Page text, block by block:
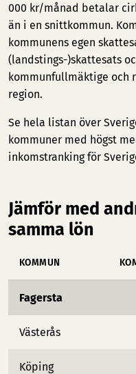
000 kr/månad betalar
än i en snittkommun.
kommunens egen
(landstings-)skattesats
kommunfullmäktige och
region.
Se hela listan över
kommuner med högst
inkomstranking för
Jämför med
samma lön
KOMMUN
Fagersta
Västerås
Köping